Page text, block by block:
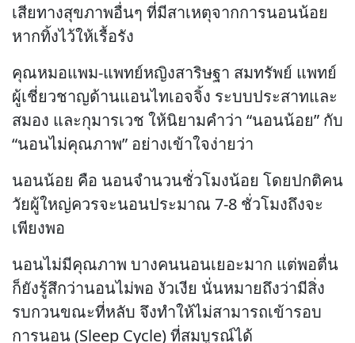
เสียทางสุขภาพอื่นๆ ที่มีสาเหตุจากการนอนน้อย
หากทิ้งไว้ให้เรื้อรัง
คุณหมอแพม-แพทย์หญิงสาริษฐา สมทรัพย์ แพทย์
ผู้เชี่ยวชาญด้านแอนไทเอจจิ้ง ระบบประสาทและ
สมอง และกุมารเวช ให้นิยามคำว่า “นอนน้อย” กับ
“นอนไม่คุณภาพ” อย่างเข้าใจง่ายว่า
นอนน้อย คือ นอนจำนวนชั่วโมงน้อย โดยปกติคน
วัยผู้ใหญ่ควรจะนอนประมาณ 7-8 ชั่วโมงถึงจะ
เพียงพอ
นอนไม่มีคุณภาพ บางคนนอนเยอะมาก แต่พอตื่น
ก็ยังรู้สึกว่านอนไม่พอ งัวเงีย นั่นหมายถึงว่ามีสิ่ง
รบกวนขณะที่หลับ จึงทำให้ไม่สามารถเข้ารอบ
การนอน (Sleep Cycle) ที่สมบูรณ์ได้